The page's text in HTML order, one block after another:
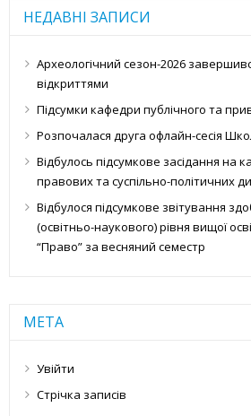
НЕДАВНІ ЗАПИСИ
Археологічний сезон-2026
відкриттями
Підсумки кафедри публічного та
Розпочалася друга офлайн-сесія
Відбулось підсумкове засідання на
правових та суспільно-політичних
Відбулося підсумкове звітування
(освітньо-наукового) рівня вищої
“Право” за весняний семестр
МЕТА
Увійти
Стрічка записів